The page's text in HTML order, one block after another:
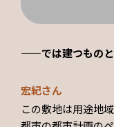
——では建つものと
宏紀さん
この敷地は用途地